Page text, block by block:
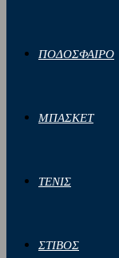
ΠΟΔΟΣΦΑΙΡΟ
ΜΠΑΣΚΕΤ
ΤΕΝΙΣ
ΣΤΙΒΟΣ